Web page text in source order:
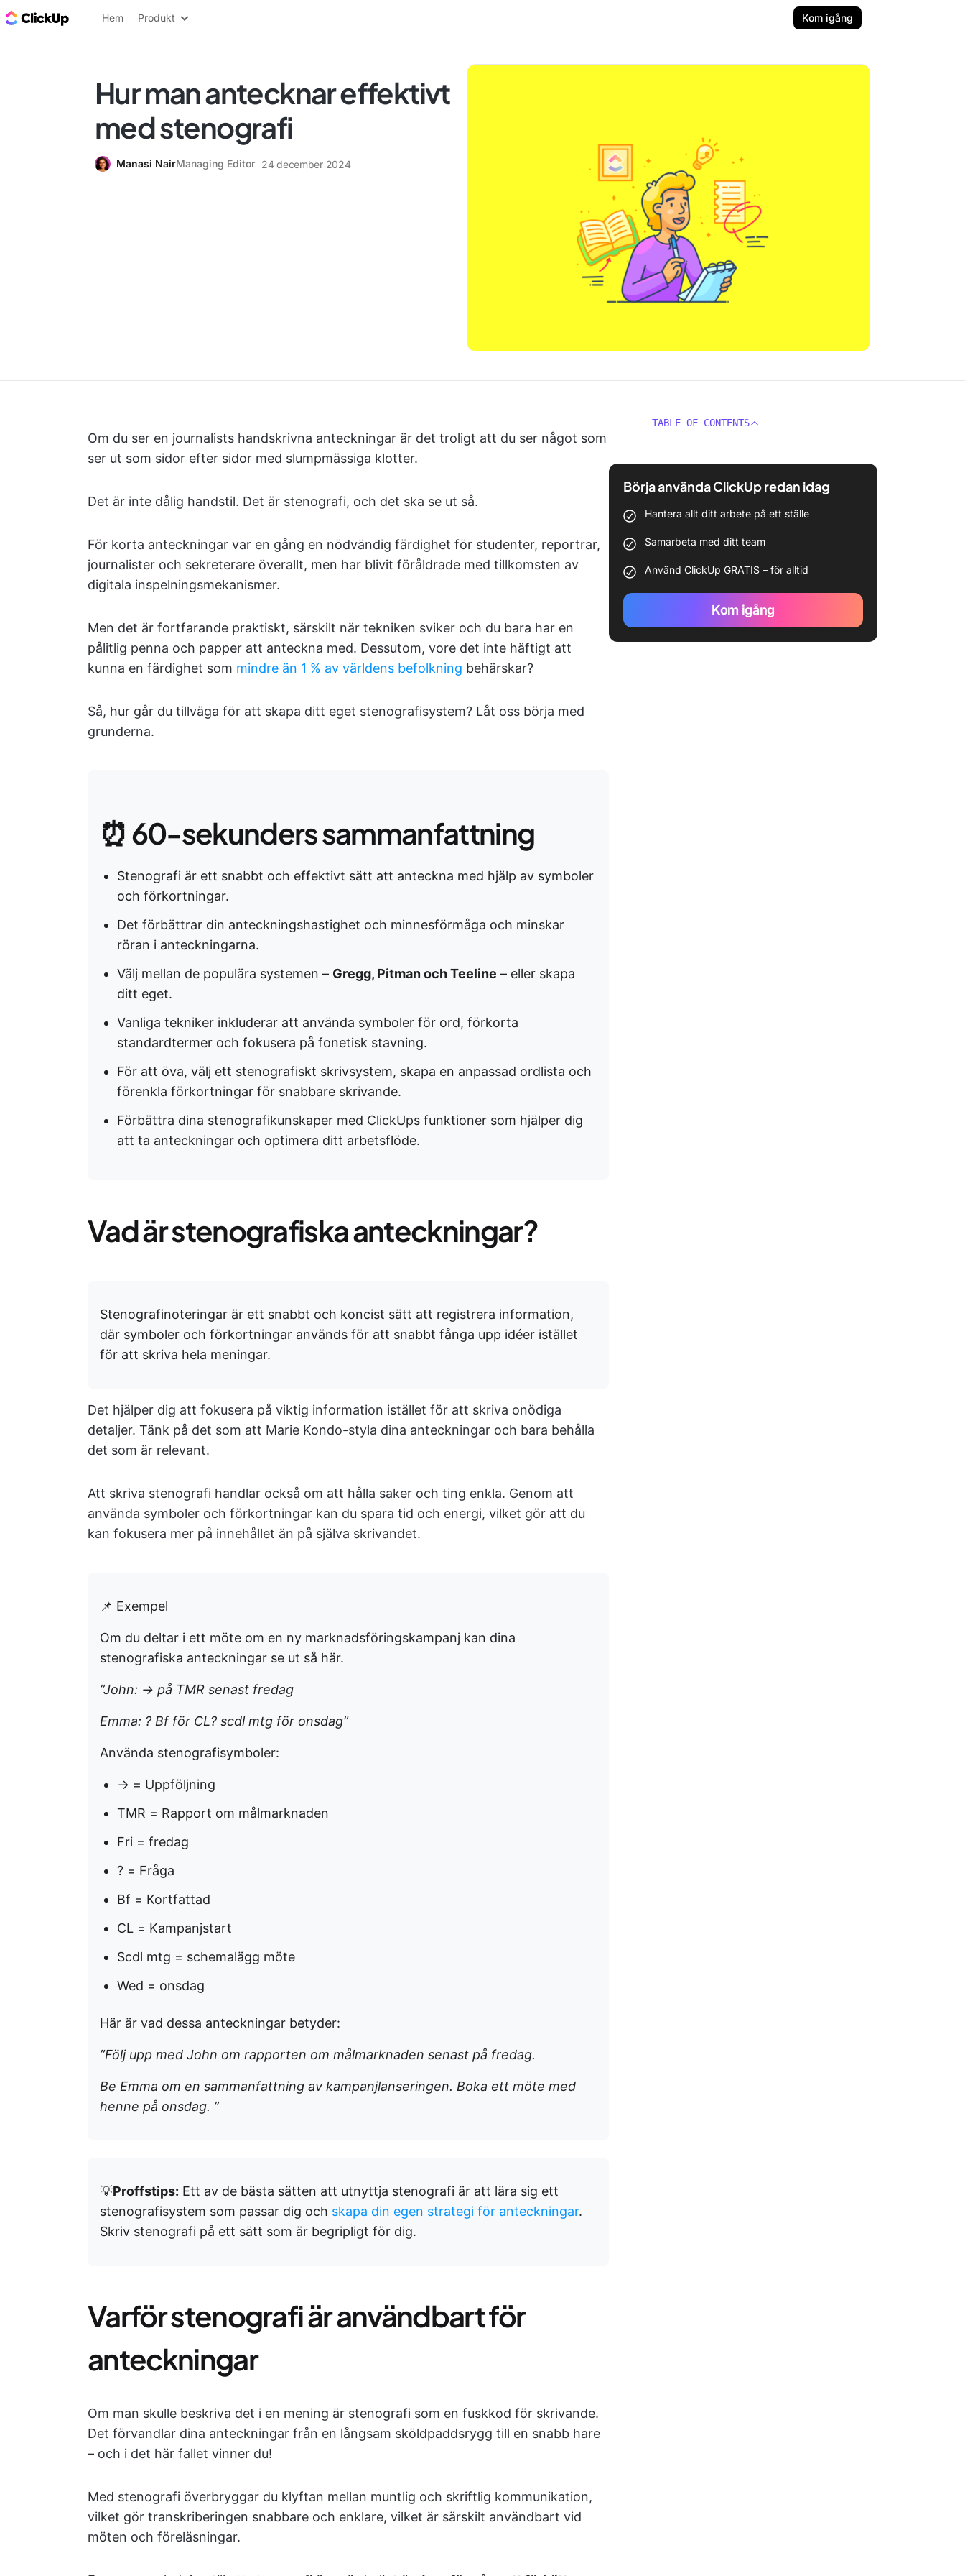
ClickUp-bloggen
Hem Produkt Kom igång
Hur man antecknar effektivt
med stenografi
Manasi NairManaging Editor 24 december 2024
Om du ser en journalists handskrivna anteckningar är det troligt att du ser något som
ser ut som sidor efter sidor med slumpmässiga klotter.
Det är inte dålig handstil. Det är stenografi, och det ska se ut så.
För korta anteckningar var en gång en nödvändig färdighet för studenter, reportrar,
journalister och sekreterare överallt, men har blivit föråldrade med tillkomsten av
digitala inspelningsmekanismer.
Men det är fortfarande praktiskt, särskilt när tekniken sviker och du bara har en
pålitlig penna och papper att anteckna med. Dessutom, vore det inte häftigt att
kunna en färdighet som mindre än 1 % av världens befolkning behärskar?
Så, hur går du tillväga för att skapa ditt eget stenografisystem? Låt oss börja med
grunderna.
⏰ 60-sekunders sammanfattning
Stenografi är ett snabbt och effektivt sätt att anteckna med hjälp av symboler
och förkortningar.
Det förbättrar din anteckningshastighet och minnesförmåga och minskar
röran i anteckningarna.
Välj mellan de populära systemen – Gregg, Pitman och Teeline – eller skapa
ditt eget.
Vanliga tekniker inkluderar att använda symboler för ord, förkorta
standardtermer och fokusera på fonetisk stavning.
För att öva, välj ett stenografiskt skrivsystem, skapa en anpassad ordlista och
förenkla förkortningar för snabbare skrivande.
Förbättra dina stenografikunskaper med ClickUps funktioner som hjälper dig
att ta anteckningar och optimera ditt arbetsflöde.
Vad är stenografiska anteckningar?
Stenografinoteringar är ett snabbt och koncist sätt att registrera information,
där symboler och förkortningar används för att snabbt fånga upp idéer istället
för att skriva hela meningar.
Det hjälper dig att fokusera på viktig information istället för att skriva onödiga
detaljer. Tänk på det som att Marie Kondo-styla dina anteckningar och bara behålla
det som är relevant.
Att skriva stenografi handlar också om att hålla saker och ting enkla. Genom att
använda symboler och förkortningar kan du spara tid och energi, vilket gör att du
kan fokusera mer på innehållet än på själva skrivandet.
📌 Exempel
Om du deltar i ett möte om en ny marknadsföringskampanj kan dina
stenografiska anteckningar se ut så här.
”John: → på TMR senast fredag
Emma: ? Bf för CL? scdl mtg för onsdag”
Använda stenografisymboler:
→ = Uppföljning
TMR = Rapport om målmarknaden
Fri = fredag
? = Fråga
Bf = Kortfattad
CL = Kampanjstart
Scdl mtg = schemalägg möte
Wed = onsdag
Här är vad dessa anteckningar betyder:
”Följ upp med John om rapporten om målmarknaden senast på fredag.
Be Emma om en sammanfattning av kampanjlanseringen. Boka ett möte med
henne på onsdag. ”
💡Proffstips: Ett av de bästa sätten att utnyttja stenografi är att lära sig ett
stenografisystem som passar dig och skapa din egen strategi för anteckningar.
Skriv stenografi på ett sätt som är begripligt för dig.
Varför stenografi är användbart för
anteckningar
Om man skulle beskriva det i en mening är stenografi som en fuskkod för skrivande.
Det förvandlar dina anteckningar från en långsam sköldpaddsrygg till en snabb hare
– och i det här fallet vinner du!
Med stenografi överbryggar du klyftan mellan muntlig och skriftlig kommunikation,
vilket gör transkriberingen snabbare och enklare, vilket är särskilt användbart vid
möten och föreläsningar.
TABLE OF CONTENTS
Börja använda ClickUp redan idag
Hantera allt ditt arbete på ett ställe
Samarbeta med ditt team
Använd ClickUp GRATIS – för alltid
Kom igång